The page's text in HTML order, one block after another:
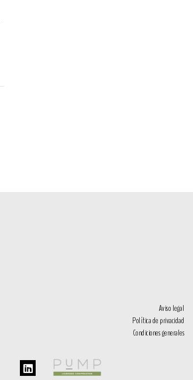
Aviso legal
Política de privacidad
Condiciones generales